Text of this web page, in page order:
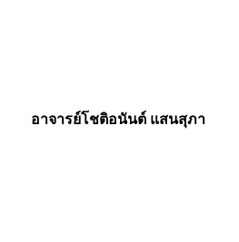
อาจารย์โชติอนันต์ แสนสุภา